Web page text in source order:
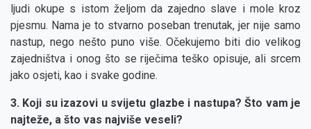
ljudi okupe s istom željom da zajedno slave i mole kroz
pjesmu. Nama je to stvarno poseban trenutak, jer nije samo
nastup, nego nešto puno više. Očekujemo biti dio velikog
zajedništva i onog što se riječima teško opisuje, ali srcem
jako osjeti, kao i svake godine.
3. Koji su izazovi u svijetu glazbe i nastupa? Što vam je
najteže, a što vas najviše veseli?